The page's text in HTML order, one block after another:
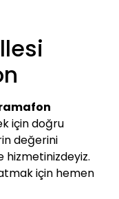
için doğru
değerini
hizmetinizdeyiz.
için hemen